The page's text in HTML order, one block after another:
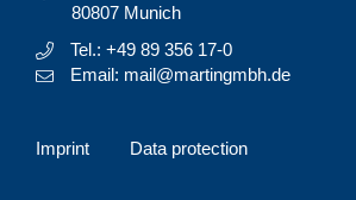
80807 Munich
Tel.: +49 89 356 17-0
Email: mail@martingmbh.de
Imprint Data protection